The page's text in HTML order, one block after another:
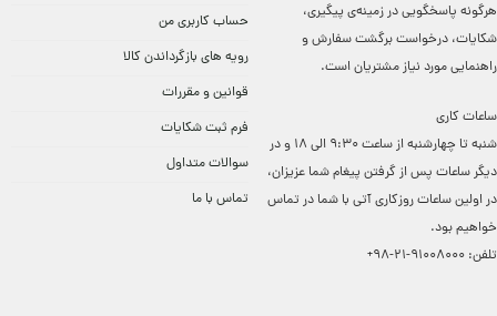
هرگونه پاسخگویی در زمینه‌ی پیگیری،
شکایات، درخواست برگشت سفارش و
راهنمایی مورد نیاز مشتریان است.
ساعات کاری
شنبه تا چهارشنبه از ساعت 9:30 الی 18 و در
دیگر ساعات ‌پس از گرفتن پیغام شما عزیزان،
در اولین ساعات روزکاری آتی با شما در تماس
خواهیم بود.
تلفن: 91008000-21-98+
حساب کاربری من
رویه های بازگرداندن کالا
قوانین و مقررات
فرم ثبت شکایات
سوالات متداول
تماس با ما